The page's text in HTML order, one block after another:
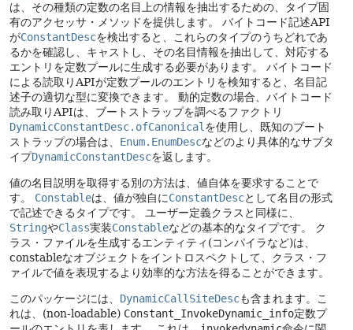
は、その種類の定数の名目上の情報を抽出するための、タイプ固
有のアクセッサ・メソッドを提供します。
バイトコード記述API
がConstantDescを検出すると、これらのタイプのうちどれであ
るかを確認し、キャストし、その名目情報を抽出して、対応する
エントリを定数プールに生成する必要があります。
バイトコード
による読取りAPIが定数プールのエントリを検知すると、名目記
述子の適切な型に変換できます。
動的定数の場合、バイトコード
読み取りAPIは、ブートストラップを調べるファクトリ
DynamicConstantDesc.ofCanonical を使用し、既知のブート
ストラップの場合は、 Enum.EnumDescなどのより具体的なサブタ
イプDynamicConstantDescを返します。
値の名目説明を取得する別の方法は、値自体を要求することで
す。
Constableは、値が独自にConstantDescとして名目の形式
で記述できるタイプです。
ユーザー定義クラスと同様に、
StringやClass実装Constableなどの基本的なタイプです。
ク
ラス・ファイルを生成するエンティティ(コンパイラなど)は、
constableなオブジェクトをイントロスペクトして、クラス・フ
ァイルで値を表現するより効率的な方法を得ることができます。
このパッケージには、 DynamicCallSiteDescも含まれます。こ
れは、(non-loadable) Constant_InvokeDynamic_info定数プ